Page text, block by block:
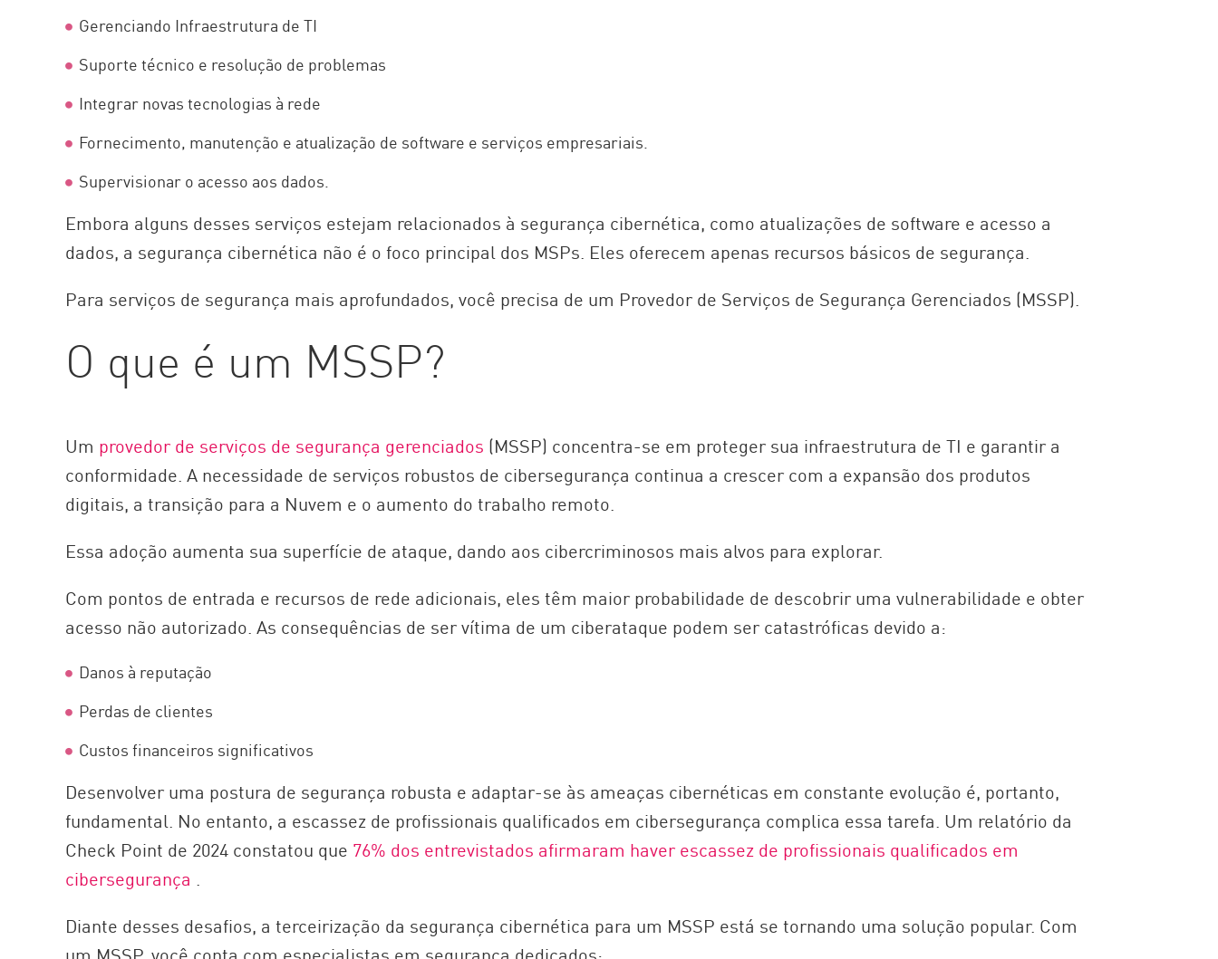
Gerenciando Infraestrutura de TI
Suporte técnico e resolução de problemas
Integrar novas tecnologias à rede
Fornecimento, manutenção e atualização de software e serviços empresariais.
Supervisionar o acesso aos dados.
Embora alguns desses serviços estejam relacionados à segurança cibernética, como atualizações de software e acesso a
dados, a segurança cibernética não é o foco principal dos MSPs. Eles oferecem apenas recursos básicos de segurança.
Para serviços de segurança mais aprofundados, você precisa de um Provedor de Serviços de Segurança Gerenciados (MSSP).
O que é um MSSP?
Um provedor de serviços de segurança gerenciados (MSSP) concentra-se em proteger sua infraestrutura de TI e garantir a
conformidade. A necessidade de serviços robustos de cibersegurança continua a crescer com a expansão dos produtos
digitais, a transição para a Nuvem e o aumento do trabalho remoto.
Essa adoção aumenta sua superfície de ataque, dando aos cibercriminosos mais alvos para explorar.
Com pontos de entrada e recursos de rede adicionais, eles têm maior probabilidade de descobrir uma vulnerabilidade e obter
acesso não autorizado. As consequências de ser vítima de um ciberataque podem ser catastróficas devido a:
Danos à reputação
Perdas de clientes
Custos financeiros significativos
Desenvolver uma postura de segurança robusta e adaptar-se às ameaças cibernéticas em constante evolução é, portanto,
fundamental. No entanto, a escassez de profissionais qualificados em cibersegurança complica essa tarefa. Um relatório da
Check Point de 2024 constatou que 76% dos entrevistados afirmaram haver escassez de profissionais qualificados em
cibersegurança
Diante desses desafios, a terceirização da segurança cibernética para um MSSP está se tornando uma solução popular. Com